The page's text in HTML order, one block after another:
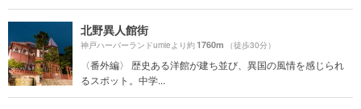
北野異人館街
神戸ハーバーランドumieより約1760m （徒歩30分）
〈番外編〉 歴史ある洋館が建ち並び、異国の風情を感じられ
るスポット。中学...